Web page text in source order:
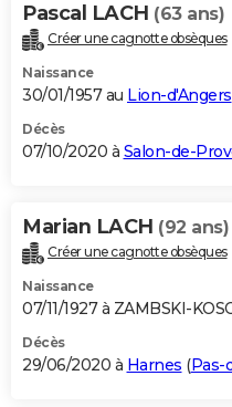
Pascal LACH (63 ans)
Créer une cagnotte obsèques
Naissance
30/01/1957 au Lion-d'Angers
Décès
07/10/2020 à Salon-de-
Marian LACH (92 ans)
Créer une cagnotte obsèques
Naissance
07/11/1927 à ZAMBSKI-
Décès
29/06/2020 à Harnes (Pas-